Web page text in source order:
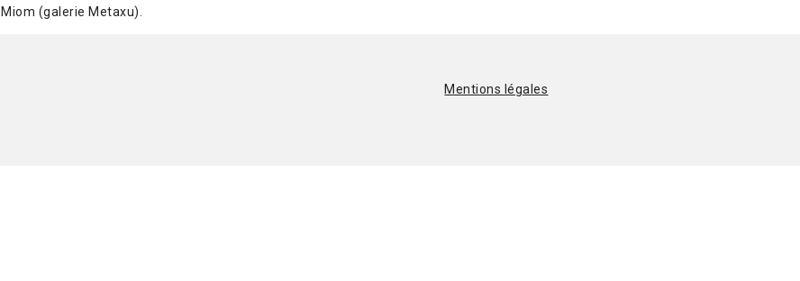
Miom (galerie Metaxu).
Mentions légales